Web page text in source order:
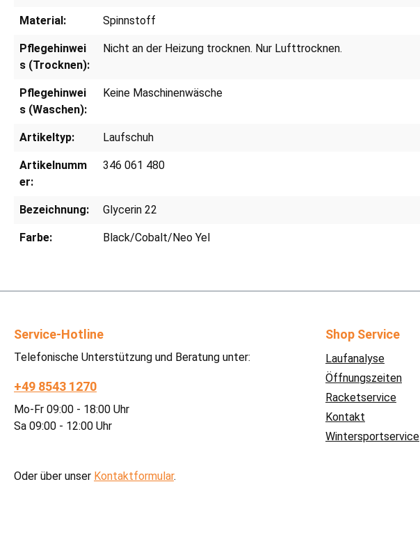
Material: Spinnstoff
Pflegehinwei
s (Trocknen):
Nicht an der Heizung trocknen. Nur Lufttrocknen.
Pflegehinwei
s (Waschen):
Keine Maschinenwäsche
Artikeltyp: Laufschuh
Artikelnumm
er:
346 061 480
Bezeichnung: Glycerin 22
Farbe: Black/Cobalt/Neo Yel
Service-Hotline
Telefonische Unterstützung und Beratung unter:
+49 8543 1270
Mo-Fr 09:00 - 18:00 Uhr
Sa 09:00 - 12:00 Uhr
Oder über unser Kontaktformular.
Shop Service
Laufanalyse
Öffnungszeiten
Racketservice
Kontakt
Wintersportservice